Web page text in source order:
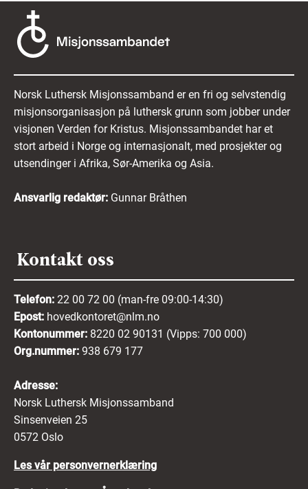
Norsk Luthersk Misjonssamband er en fri og selvstendig
misjonsorganisasjon på luthersk grunn som jobber under
visjonen Verden for Kristus. Misjonssambandet har et
stort arbeid i Norge og internasjonalt, med prosjekter og
utsendinger i Afrika, Sør-Amerika og Asia.
Ansvarlig redaktør: Gunnar Bråthen
Kontakt oss
Telefon: 22 00 72 00 (man-fre 09:00-14:30)
Epost: hovedkontoret@nlm.no
Kontonummer: 8220 02 90131 (Vipps: 700 000)
Org.nummer: 938 679 177
Adresse:
Norsk Luthersk Misjonssamband
Sinsenveien 25
0572 Oslo
Les vår personvernerklæring